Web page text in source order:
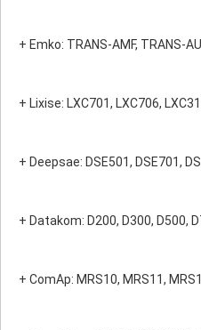
+ Emko: TRANS-AMF, TRANS-
+ Lixise: LXC701, LXC706,
+ Deepsae: DSE501, DSE701,
+ Datakom: D200, D300, D500,
+ ComAp: MRS10, MRS11,